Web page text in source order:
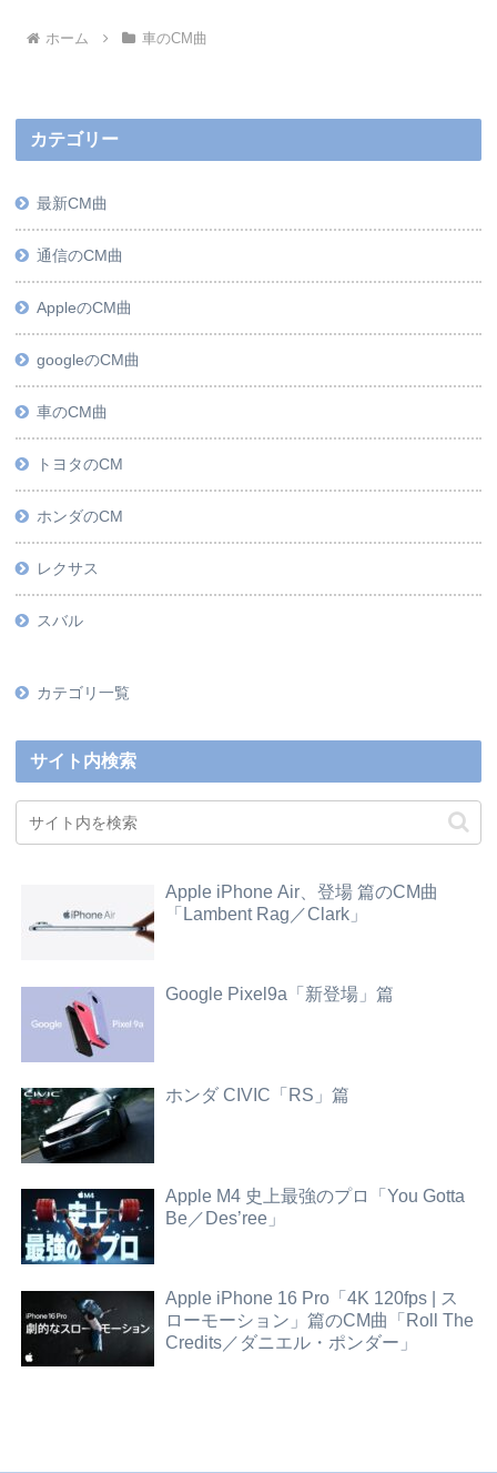
ホーム 車のCM曲
カテゴリー
最新CM曲
通信のCM曲
AppleのCM曲
googleのCM曲
車のCM曲
トヨタのCM
ホンダのCM
レクサス
スバル
カテゴリ一覧
サイト内検索
Apple iPhone Air、登場 篇のCM曲
「Lambent Rag／Clark」
Google Pixel9a「新登場」篇
ホンダ CIVIC「RS」篇
Apple M4 史上最強のプロ「You Gotta
Be／Des’ree」
Apple iPhone 16 Pro「4K 120fps | ス
ローモーション」篇のCM曲「Roll The
Credits／ダニエル・ポンダー」